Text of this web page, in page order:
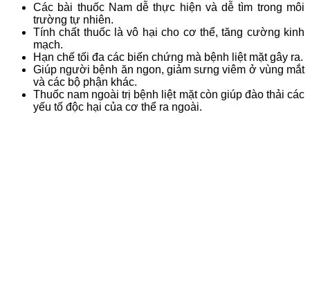
Các bài thuốc Nam dễ thực hiện và dễ tìm trong môi
trường tự nhiên.
Tính chất thuốc là vô hại cho cơ thể, tăng cường kinh
mạch.
Hạn chế tối đa các biến chứng mà bệnh liệt mặt gây ra.
Giúp người bệnh ăn ngon, giảm sưng viêm ở vùng mắt
và các bộ phận khác.
Thuốc nam ngoài trị bệnh liệt mặt còn giúp đào thải các
yếu tố độc hại của cơ thể ra ngoài.